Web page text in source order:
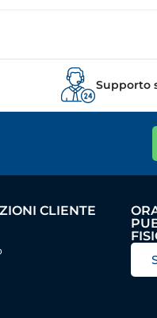
Supporto
CLIENTE